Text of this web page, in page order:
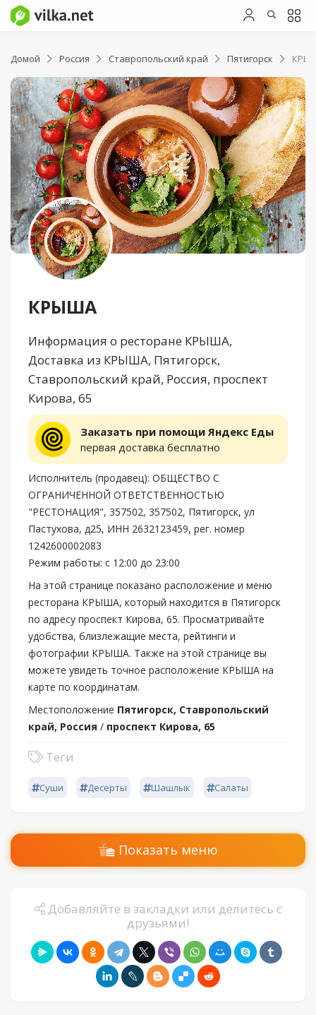
Домой Россия Ставропольский край Пятигорск
КРЫША
Информация о ресторане КРЫША,
Доставка из КРЫША, Пятигорск,
Ставропольский край, Россия, проспект
Кирова, 65
Заказать при помощи Яндекс Еды
первая доставка бесплатно
Исполнитель (продавец): ОБЩЕСТВО С
ОГРАНИЧЕННОЙ ОТВЕТСТВЕННОСТЬЮ
"РЕСТОНАЦИЯ", 357502, 357502, Пятигорск, ул
Пастухова, д25, ИНН 2632123459, рег. номер
1242600002083
Режим работы: с 12:00 до 23:00
На этой странице показано расположение и меню
ресторана КРЫША, который находится в Пятигорск
по адресу проспект Кирова, 65. Просматривайте
удобства, близлежащие места, рейтинги и
фотографии КРЫША. Также на этой странице вы
можете увидеть точное расположение КРЫША на
карте по координатам.
Местоположение Пятигорск, Ставропольский
край, Россия / проспект Кирова, 65
Теги
Суши Десерты Шашлык Салаты
Показать меню
Добавляйте в закладки или делитесь с
друзьями!